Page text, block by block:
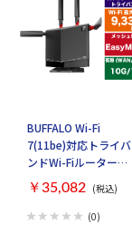
BUFFALO Wi-Fi
7(11be)対応トライバ
ンドWi-Fiルーター
AirStation
WXR9300BE6P [ブラ
ック]
￥35,082 (税込)
(0)